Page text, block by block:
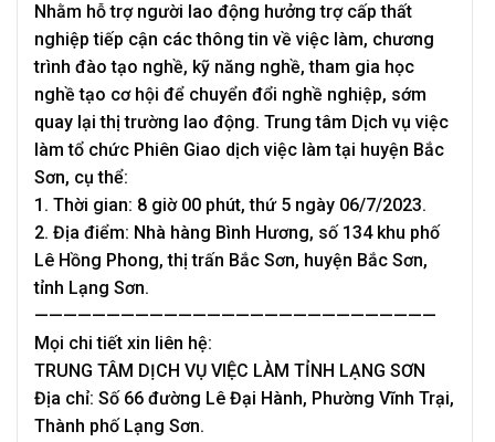
Nhằm hỗ trợ người lao động hưởng trợ cấp thất
nghiệp tiếp cận các thông tin về việc làm, chương
trình đào tạo nghề, kỹ năng nghề, tham gia học
nghề tạo cơ hội để chuyển đổi nghề nghiệp, sớm
quay lại thị trường lao động. Trung tâm Dịch vụ việc
làm tổ chức Phiên Giao dịch việc làm tại huyện Bắc
Sơn, cụ thể:
1. Thời gian: 8 giờ 00 phút, thứ 5 ngày 06/7/2023.
2. Địa điểm: Nhà hàng Bình Hương, số 134 khu phố
Lê Hồng Phong, thị trấn Bắc Sơn, huyện Bắc Sơn,
tỉnh Lạng Sơn.
————————————————————————————
Mọi chi tiết xin liên hệ:
TRUNG TÂM DỊCH VỤ VIỆC LÀM TỈNH LẠNG SƠN
Địa chỉ: Số 66 đường Lê Đại Hành, Phường Vĩnh Trại,
Thành phố Lạng Sơn.